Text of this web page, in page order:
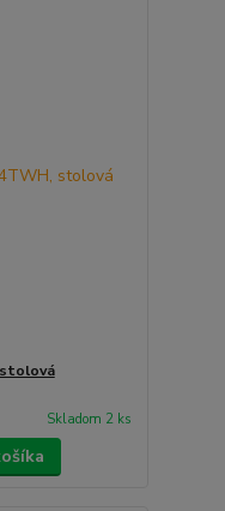
stolová
Skladom 2 ks